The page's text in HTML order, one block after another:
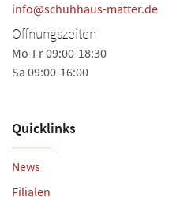
info@schuhhaus-matter.de
Öffnungszeiten
Mo-Fr 09:00-18:30
Sa 09:00-16:00
Quicklinks
News
Filialen